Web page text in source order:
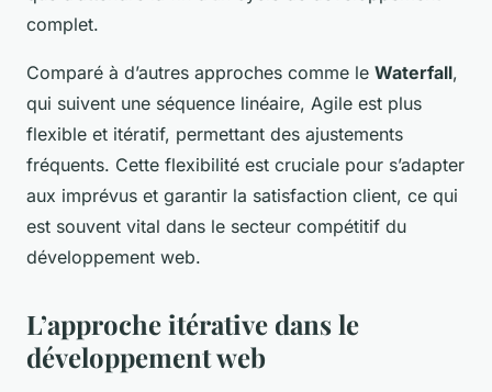
complet.
Comparé à d’autres approches comme le Waterfall,
qui suivent une séquence linéaire, Agile est plus
flexible et itératif, permettant des ajustements
fréquents. Cette flexibilité est cruciale pour s’adapter
aux imprévus et garantir la satisfaction client, ce qui
est souvent vital dans le secteur compétitif du
développement web.
L’approche itérative dans le
développement web